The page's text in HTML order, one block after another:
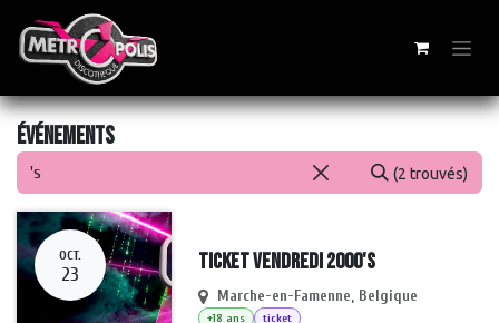
Se rendre au contenu
Événements
(2 trouvés)
OCT.
23 Ticket Vendredi 2000's
Marche-en-Famenne, Belgique
+18 ans ticket